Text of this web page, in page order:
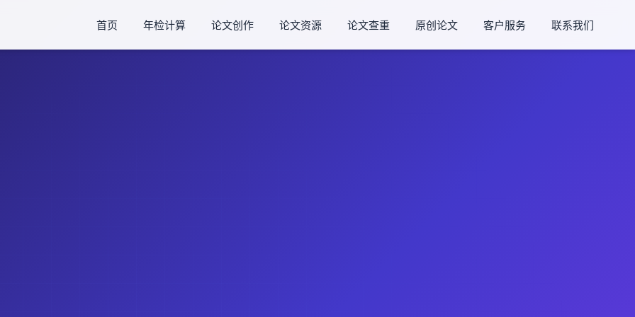
首页 年检计算 论文创作 论文资源 论文查重 原创论文 客户服务 联系我们